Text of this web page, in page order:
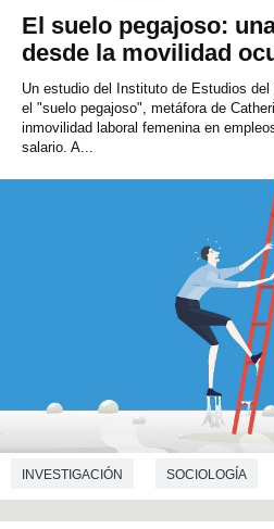
El suelo pegajoso:
desde la movilidad
Un estudio del Instituto de Estudios
el "suelo pegajoso", metáfora de
inmovilidad laboral femenina en
salario. A...
INVESTIGACIÓN SOCIOLOGÍA